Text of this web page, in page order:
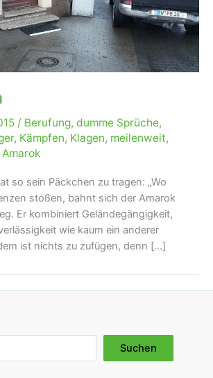
/ Berufung, dumme Sprüche,
, Kämpfen, Klagen, meilenweit,
Amarok
so sein Päckchen zu tragen: „Wo
stoßen, bahnt sich der Amarok
Er kombiniert Geländegängigkeit,
wie kaum ein anderer
ist nichts zu zufügen, denn […]
Suchen